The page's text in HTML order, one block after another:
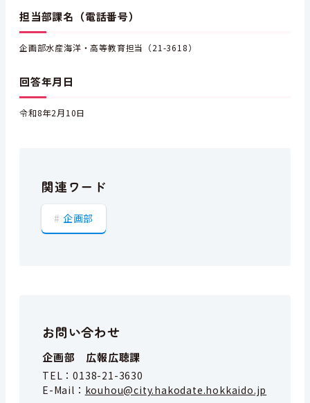
担当部課名（電話番号）
企画部水産海洋・高等教育担当（21-3618）
回答年月日
令和8年2月10日
関連ワード
企画部
お問い合わせ
企画部 広報広聴課
TEL：0138-21-3630
E-Mail： kouhou@city.hakodate.hokkaido.jp